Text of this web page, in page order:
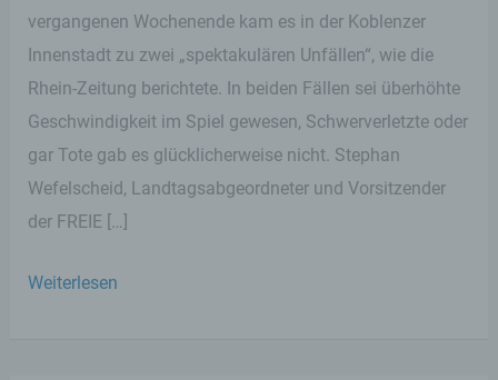
vergangenen Wochenende kam es in der Koblenzer
Innenstadt zu zwei „spektakulären Unfällen“, wie die
Rhein-Zeitung berichtete. In beiden Fällen sei überhöhte
Geschwindigkeit im Spiel gewesen, Schwerverletzte oder
gar Tote gab es glücklicherweise nicht. Stephan
Wefelscheid, Landtagsabgeordneter und Vorsitzender
der FREIE […]
Nach
Weiterlesen